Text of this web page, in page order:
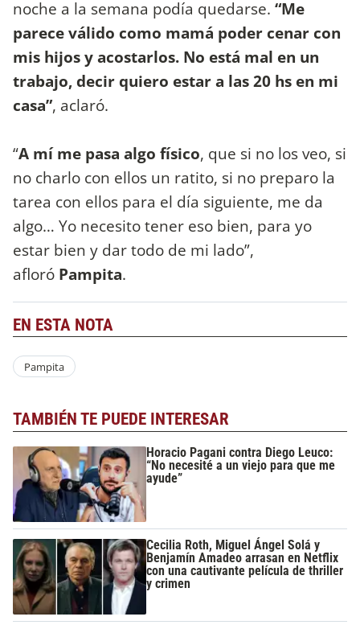
noche a la semana podía quedarse. “Me
parece válido como mamá poder cenar con
mis hijos y acostarlos. No está mal en un
trabajo, decir quiero estar a las 20 hs en mi
casa”, aclaró.
“A mí me pasa algo físico, que si no los veo, si
no charlo con ellos un ratito, si no preparo la
tarea con ellos para el día siguiente, me da
algo… Yo necesito tener eso bien, para yo
estar bien y dar todo de mi lado”,
afloró Pampita.
EN ESTA NOTA
Pampita
TAMBIÉN TE PUEDE INTERESAR
Horacio Pagani contra Diego Leuco:
“No necesité a un viejo para que me
ayude”
Cecilia Roth, Miguel Ángel Solá y
Benjamín Amadeo arrasan en Netflix
con una cautivante película de thriller
y crimen